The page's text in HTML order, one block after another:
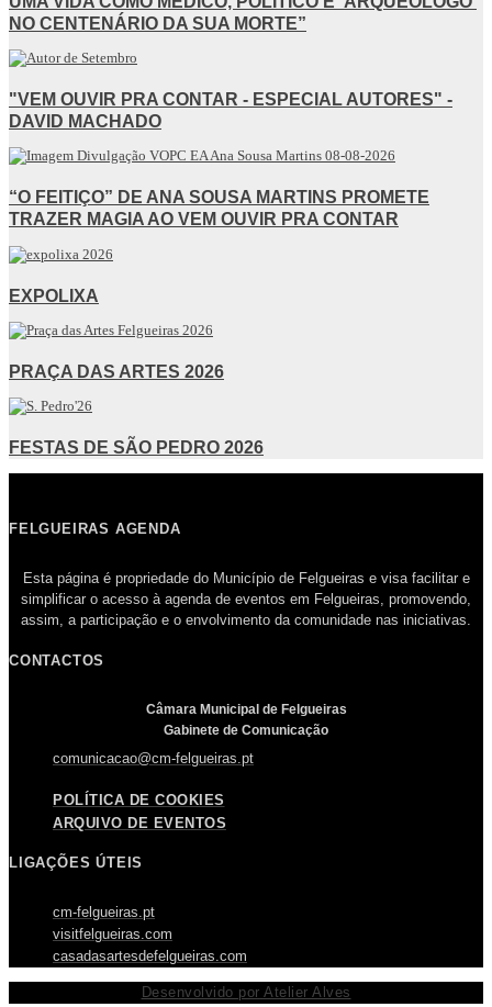
NO CENTENÁRIO DA SUA MORTE”
"VEM OUVIR PRA CONTAR - ESPECIAL AUTORES" -
DAVID MACHADO
“O FEITIÇO” DE ANA SOUSA MARTINS PROMETE
TRAZER MAGIA AO VEM OUVIR PRA CONTAR
EXPOLIXA
PRAÇA DAS ARTES 2026
FESTAS DE SÃO PEDRO 2026
FELGUEIRAS AGENDA
Esta página é propriedade do Município de Felgueiras e visa facilitar e
simplificar o acesso à agenda de eventos em Felgueiras, promovendo,
assim, a participação e o envolvimento da comunidade nas iniciativas.
CONTACTOS
Câmara Municipal de Felgueiras
Gabinete de Comunicação
comunicacao@cm-felgueiras.pt
POLÍTICA DE COOKIES
ARQUIVO DE EVENTOS
LIGAÇÕES ÚTEIS
cm-felgueiras.pt
visitfelgueiras.com
casadasartesdefelgueiras.com
Desenvolvido por Atelier Alves